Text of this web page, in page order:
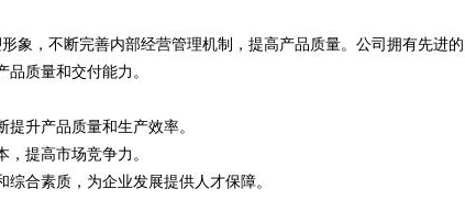
象，不断完善内部经营管理机制，提高产品质量。公司拥有先进的
质量和交付能力。
提升产品质量和生产效率。
，提高市场竞争力。
合素质，为企业发展提供人才保障。